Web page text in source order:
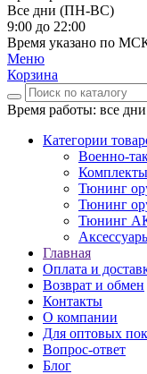
Все дни (ПН-ВС)
9:00 до 22:00
Время указано по
Меню
Корзина
Время работы: все
Категории
Военно-
Тюнинг
Тюнинг
Тюнинг
Главная
Оплата и
Возврат и обмен
Контакты
О компании
Для оптовых
Вопрос-ответ
Блог